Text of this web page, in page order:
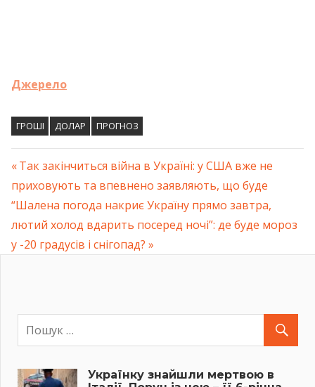
Джерело
ГРОШІ ДОЛАР ПРОГНОЗ
Навігація
записів
Previous
Post:
Так закінчиться війна в Україні: у США вже не
приховують та впевнено заявляють, що буде
Next
Post:
“Шалена погода накриє Україну прямо завтра,
лютий холод вдарить посеред ночі”: де буде мороз
у -20 градусів і снігопад?
Українку знайшли мертвою в